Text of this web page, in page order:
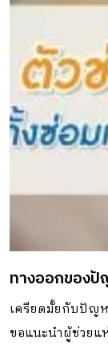
ทางออกของ
เครียดมั้ยกับปัญห
ขอแนะนำผู้ช่วย